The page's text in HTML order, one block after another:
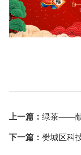
上一篇： 绿茶——献
下一篇： 樊城区科